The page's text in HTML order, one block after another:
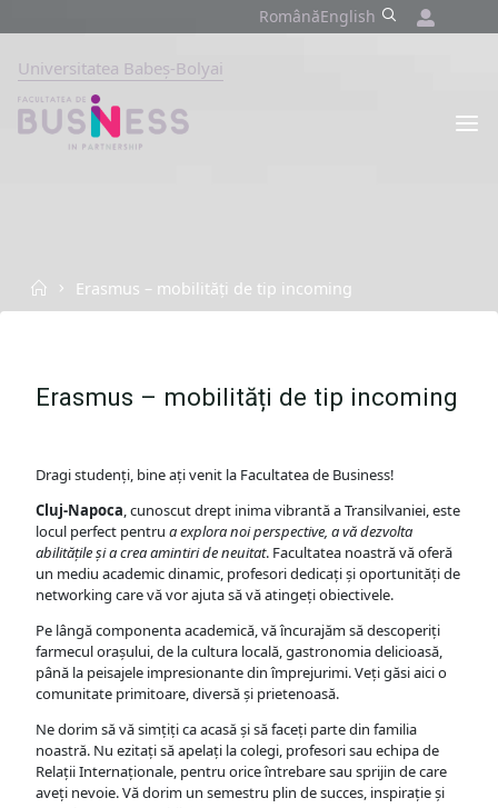
to
content
RomânăEnglish
Universitatea Babeș-BolyaiFACULTATEA
HomeErasmus – mobilități de tip incoming
Erasmus – mobilități de tip incoming
Dragi studenți, bine ați venit la Facultatea de Business!
Cluj-Napoca, cunoscut drept inima vibrantă a Transilvaniei, este
locul perfect pentru a explora noi perspective, a vă dezvolta
abilitățile și a crea amintiri de neuitat. Facultatea noastră vă oferă
un mediu academic dinamic, profesori dedicați și oportunități de
networking care vă vor ajuta să vă atingeți obiectivele.
Pe lângă componenta academică, vă încurajăm să descoperiți
farmecul orașului, de la cultura locală, gastronomia delicioasă,
până la peisajele impresionante din împrejurimi. Veți găsi aici o
comunitate primitoare, diversă și prietenoasă.
Ne dorim să vă simțiți ca acasă și să faceți parte din familia
noastră. Nu ezitați să apelați la colegi, profesori sau echipa de
Relații Internaționale, pentru orice întrebare sau sprijin de care
aveți nevoie. Vă dorim un semestru plin de succes, inspirație și